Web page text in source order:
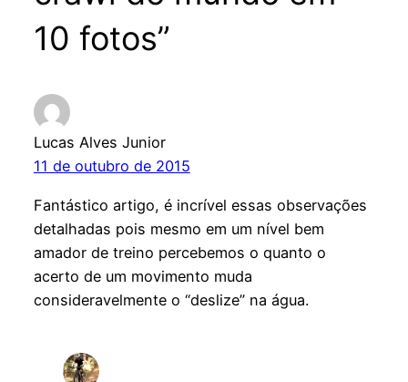
10 fotos”
Lucas Alves Junior
11 de outubro de 2015
Fantástico artigo, é incrível essas observações
detalhadas pois mesmo em um nível bem
amador de treino percebemos o quanto o
acerto de um movimento muda
consideravelmente o “deslize” na água.